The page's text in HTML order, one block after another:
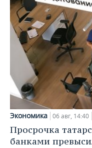
Экономика 06 авг, 14:40
Просрочка
банками